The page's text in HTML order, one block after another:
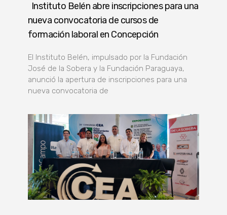
Instituto Belén abre inscripciones para una
nueva convocatoria de cursos de
formación laboral en Concepción
El Instituto Belén, impulsado por la Fundación
José de la Sobera y la Fundación Paraguaya,
anunció la apertura de inscripciones para una
nueva convocatoria de